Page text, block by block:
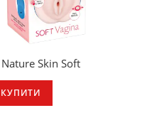
Skin Soft
КУПИТИ